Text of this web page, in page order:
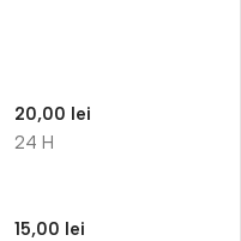
24 H
20,00 lei
15,00 lei